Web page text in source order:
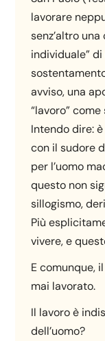
lavorare
senz’altro
individuale”
avviso, una
“lavoro”
Intendo dire:
con il sudore
per l’uomo
questo non
sillogismo,
Più
vivere, e
E comunque,
mai lavorato.
Il lavoro è
dell’uomo?